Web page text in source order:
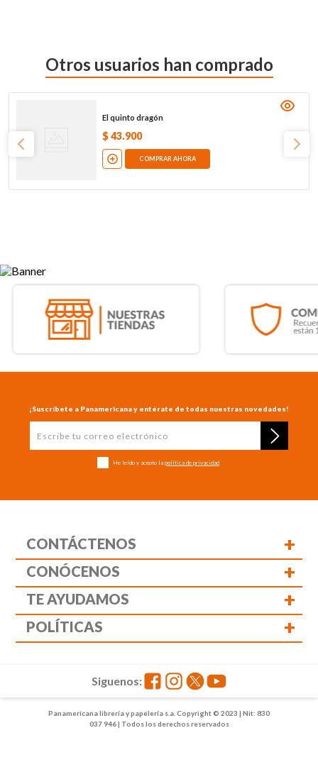
Otros usuarios han comprado
El quinto dragón
$ 43.900
COMPRAR AHORA
¡Suscríbete a Panamericana y entérate de todas nuestras novedades!
He leído y acepto la política de privacidad
CONTÁCTENOS +
CONÓCENOS +
TE AYUDAMOS +
POLÍTICAS +
Panamericana librería y papelería s.a. Copyright © 2023 | Nit: 830
037 946 | Todos los derechos reservados
Siguenos: